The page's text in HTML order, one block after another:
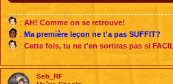
: AH! Comme on se retrouve!
: Ma première leçon ne t'a pas SUFFIT?
: Cette fois, tu ne t'en sortiras pas si
Seb_RF